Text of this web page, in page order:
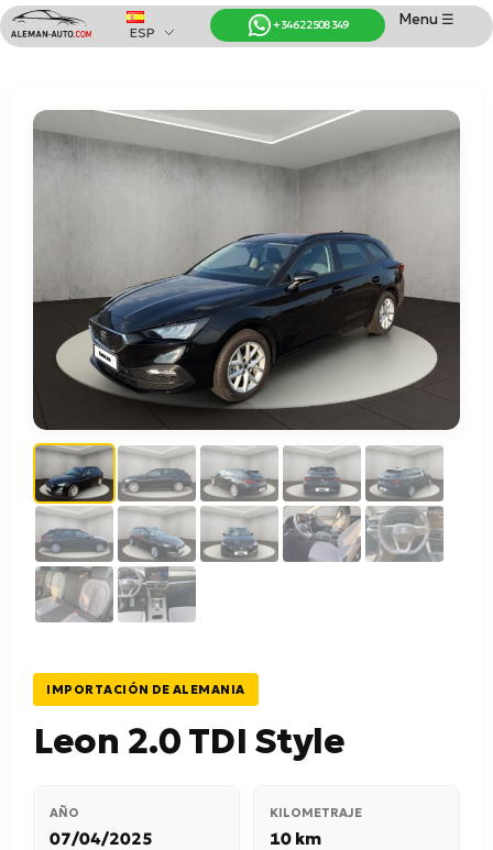
Coches de Alemania
Importación de Coches de Alemania
Menu ☰
+34 622 508 349
ESP
IMPORTACIÓN DE ALEMANIA
Leon 2.0 TDI Style
AÑO
07/04/2025
KILOMETRAJE
10 km